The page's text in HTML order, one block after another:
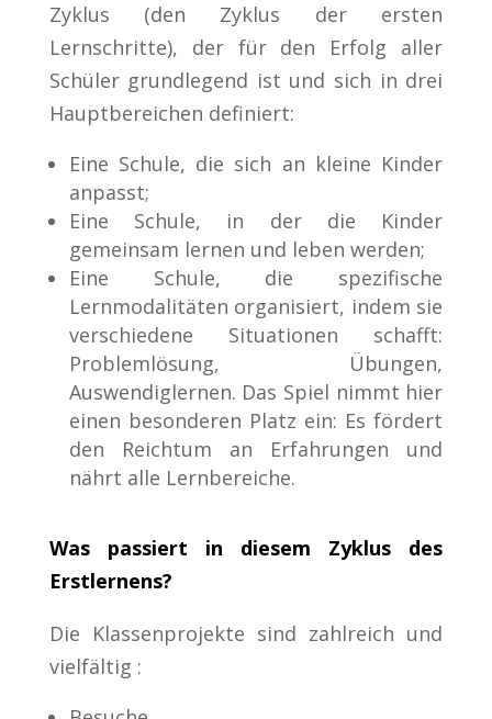
Zyklus (den Zyklus der ersten
Lernschritte), der für den Erfolg aller
Schüler grundlegend ist und sich in drei
Hauptbereichen definiert:
Eine Schule, die sich an kleine Kinder
anpasst;
Eine Schule, in der die Kinder
gemeinsam lernen und leben werden;
Eine Schule, die spezifische
Lernmodalitäten organisiert, indem sie
verschiedene Situationen schafft:
Problemlösung, Übungen,
Auswendiglernen. Das Spiel nimmt hier
einen besonderen Platz ein: Es fördert
den Reichtum an Erfahrungen und
nährt alle Lernbereiche.
Was passiert in diesem Zyklus des
Erstlernens?
Die Klassenprojekte sind zahlreich und
vielfältig :